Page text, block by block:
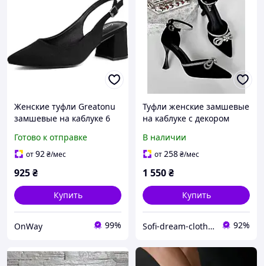
Женские туфли Greatonu
замшевые на каблуке 6
ремешком открытая
пятка
Готово к отправке
от92₴/мес
925₴
Купить
OnWay 99%
Туфли женские замшевые
на каблуке с декором
В наличии
от258₴/мес
1 550₴
Купить
Sofi-dream-clothes 92%